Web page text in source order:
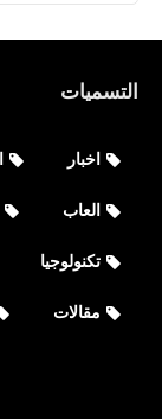
التسميات
اخبار
العاب
تكنولوجيا
مقالات